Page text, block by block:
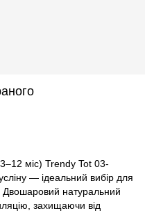
міс) Trendy Tot 03-
— ідеальний вибір для
Двошаровий натуральний
захищаючи від